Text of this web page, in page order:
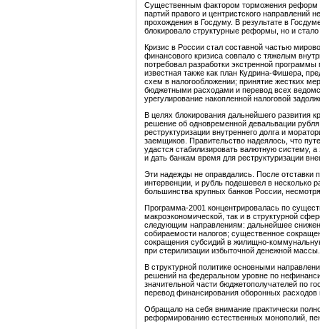
Существенным фактором торможения реформ
партий правого и центристского
прохождения в Госдуму. В результате в
блокировало структурные реформы, но и
Кризис в России стал составной частью
финансового кризиса совпало с тяжелым
потребовал разработки экстренной
известная также как план Кудрина-Фишера,
схем в налогообложении; принятие жестких
бюджетными расходами и перевод всех
урегулирование накопленной налоговой
В целях блокирования дальнейшего развития
решение об одновременной девальвации
реструктуризации внутреннего долга и
заемщиков. Правительство надеялось, что
удастся стабилизировать валютную систему,
и дать банкам время для реструктуризации
Эти надежды не оправдались. После отставки
интервенции, и рубль подешевел в несколько
большинства крупных банков России,
Программа-2001 концентрировалась по
макроэкономической, так и в структурной
следующим направлениям: дальнейшее
собираемости налогов; существенное
сокращения субсидий в жилищно-
при стерилизации избыточной денежной массы.
В структурной политике основными
решений на федеральном уровне по
значительной части бюджетополучателей по
перевод финансирования оборонных расходов
Обращало на себя внимание практически
реформированию естественных монополий,